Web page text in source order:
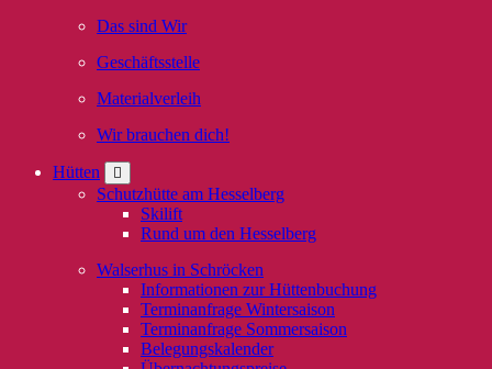
Das sind Wir
Geschäftsstelle
Materialverleih
Wir brauchen dich!
Hütten
Schutzhütte am Hesselberg
Skilift
Rund um den Hesselberg
Walserhus in Schröcken
Informationen zur Hüttenbuchung
Terminanfrage Wintersaison
Terminanfrage Sommersaison
Belegungskalender